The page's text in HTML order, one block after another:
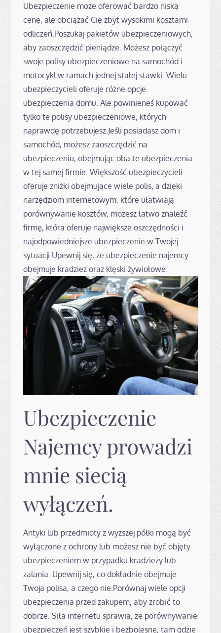
Ubezpieczenie może oferować bardzo niską
cenę, ale obciążać Cię zbyt wysokimi kosztami
odliczeń.Poszukaj pakietów ubezpieczeniowych,
aby zaoszczędzić pieniądze. Możesz połączyć
swoje polisy ubezpieczeniowe na samochód i
motocykl w ramach jednej stałej stawki. Wielu
ubezpieczycieli oferuje różne opcje
ubezpieczenia domu. Ale powinieneś kupować
tylko te polisy ubezpieczeniowe, których
naprawdę potrzebujesz.Jeśli posiadasz dom i
samochód, możesz zaoszczędzić na
ubezpieczeniu, obejmując oba te ubezpieczenia
w tej samej firmie. Większość ubezpieczycieli
oferuje zniżki obejmujące wiele polis, a dzięki
narzędziom internetowym, które ułatwiają
porównywanie kosztów, możesz łatwo znaleźć
firmę, która oferuje największe oszczędności i
najodpowiedniejsze ubezpieczenie w Twojej
sytuacji.Upewnij się, że ubezpieczenie najemcy
obejmuje kradzież oraz klęski żywiołowe.
Ubezpieczenie
Najemcy prowadzi
mnie siecią
wyłączeń.
Antyki lub przedmioty z wyższej półki mogą być
wyłączone z ochrony lub możesz nie być objęty
ubezpieczeniem w przypadku kradzieży lub
zalania. Upewnij się, co dokładnie obejmuje
Twoja polisa, a czego nie.Porównaj wiele opcji
ubezpieczenia przed zakupem, aby zrobić to
dobrze. Siła internetu sprawia, że ​​porównywanie
ubezpieczeń jest szybkie i bezbolesne, tam gdzie